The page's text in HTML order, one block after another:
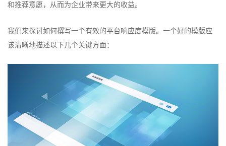
和推荐意愿，从而为企业带来更大的收益。
我们来探讨如何撰写一个有效的平台响应度模版。一个好的模版应
该清晰地描述以下几个关键方面：